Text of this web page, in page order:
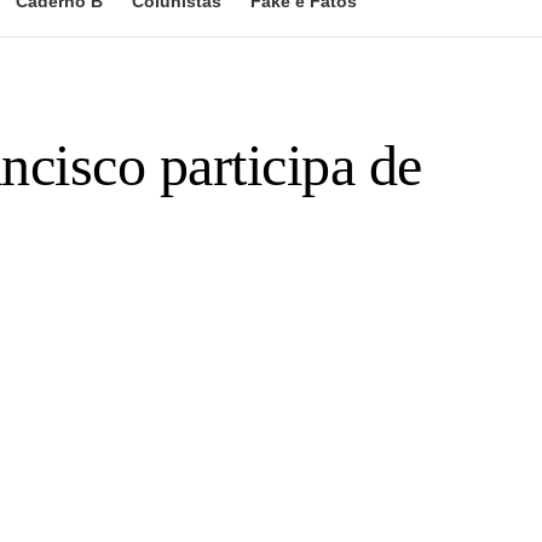
participa de